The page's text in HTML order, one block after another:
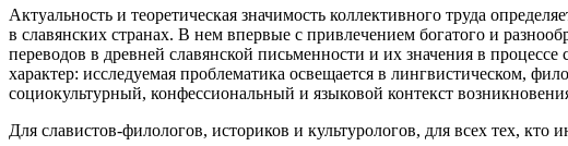
Актуальность и теоретическая значимость коллективного труда
в славянских странах. В нем впервые с привлечением богатого и
переводов в древней славянской письменности и их значения в
характер: исследуемая проблематика освещается в лингвистическом,
социокультурный, конфессиональный и языковой контекст
Для славистов-филологов, историков и культурологов, для всех тех, кто